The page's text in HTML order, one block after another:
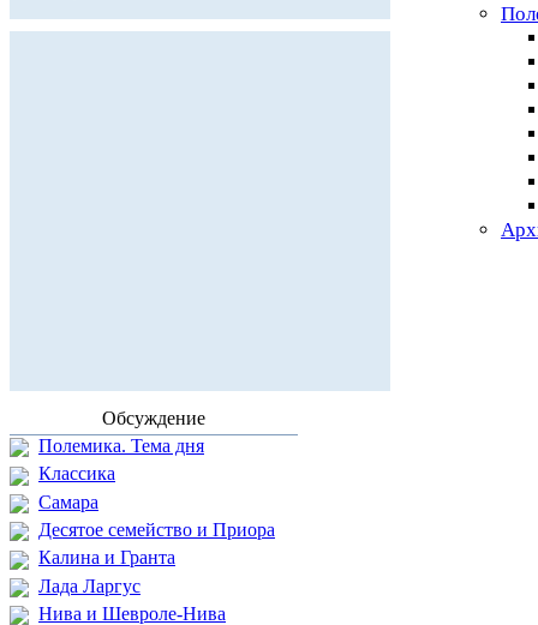
Обсуждение
Полемика. Тема дня
Классика
Самара
Десятое семейство и Приора
Калина и Гранта
Лада Ларгус
Нива и Шевроле-Нива